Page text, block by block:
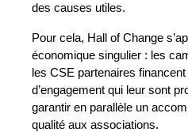
des causes utiles.
Pour cela, Hall of Change
économique singulier : les
les CSE partenaires
d’engagement qui leur sont
garantir en parallèle un
qualité aux associations.